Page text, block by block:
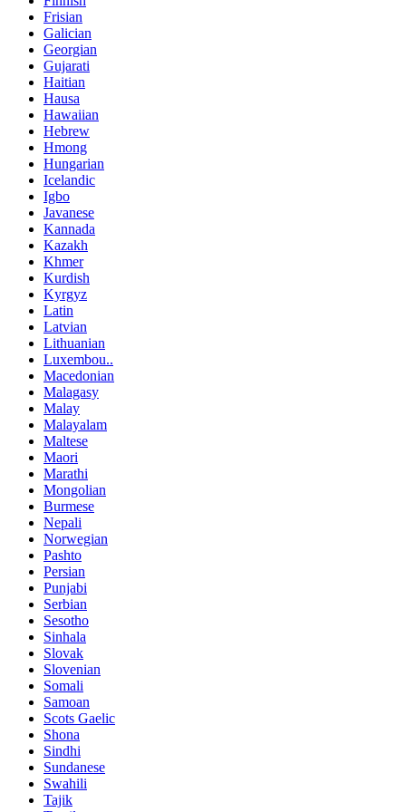
Frisian
Galician
Georgian
Gujarati
Haitian
Hausa
Hawaiian
Hebrew
Hmong
Hungarian
Icelandic
Igbo
Javanese
Kannada
Kazakh
Khmer
Kurdish
Kyrgyz
Latin
Latvian
Lithuanian
Luxembou..
Macedonian
Malagasy
Malay
Malayalam
Maltese
Maori
Marathi
Mongolian
Burmese
Nepali
Norwegian
Pashto
Persian
Punjabi
Serbian
Sesotho
Sinhala
Slovak
Slovenian
Somali
Samoan
Scots Gaelic
Shona
Sindhi
Sundanese
Swahili
Tajik